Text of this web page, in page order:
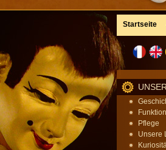
Startseite
Pflege
Unsere